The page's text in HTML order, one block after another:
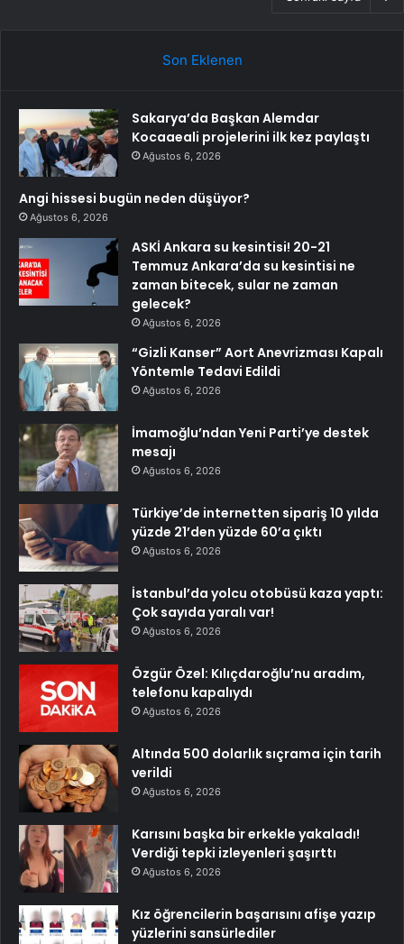
Son Eklenen
Sakarya’da Başkan Alemdar
Kocaaeali projelerini ilk kez paylaştı
Ağustos 6, 2026
Angi hissesi bugün neden düşüyor?
Ağustos 6, 2026
ASKİ Ankara su kesintisi! 20-21
Temmuz Ankara’da su kesintisi ne
zaman bitecek, sular ne zaman
gelecek?
Ağustos 6, 2026
“Gizli Kanser” Aort Anevrizması Kapalı
Yöntemle Tedavi Edildi
Ağustos 6, 2026
İmamoğlu’ndan Yeni Parti’ye destek
mesajı
Ağustos 6, 2026
Türkiye’de internetten sipariş 10 yılda
yüzde 21’den yüzde 60’a çıktı
Ağustos 6, 2026
İstanbul’da yolcu otobüsü kaza yaptı:
Çok sayıda yaralı var!
Ağustos 6, 2026
Özgür Özel: Kılıçdaroğlu’nu aradım,
telefonu kapalıydı
Ağustos 6, 2026
Altında 500 dolarlık sıçrama için tarih
verildi
Ağustos 6, 2026
Karısını başka bir erkekle yakaladı!
Verdiği tepki izleyenleri şaşırttı
Ağustos 6, 2026
Kız öğrencilerin başarısını afişe yazıp
yüzlerini sansürlediler